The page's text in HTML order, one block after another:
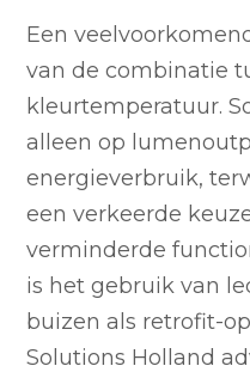
Een
van de combinatie
kleurtemperatuur.
alleen op
energieverbruik,
een verkeerde
verminderde
is het gebruik van
buizen als retrofit-
Solutions Holland